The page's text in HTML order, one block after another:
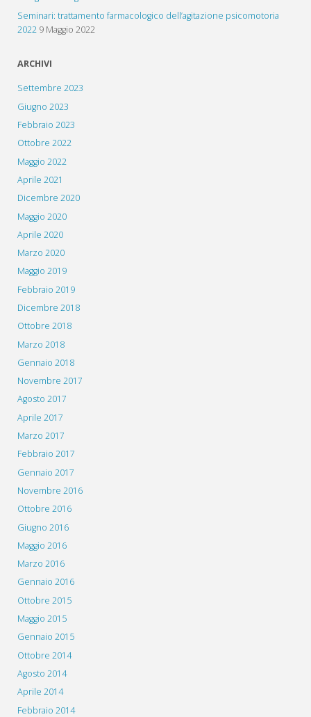
Seminari: trattamento farmacologico dell’agitazione psicomotoria
2022 9 Maggio 2022
ARCHIVI
Settembre 2023
Giugno 2023
Febbraio 2023
Ottobre 2022
Maggio 2022
Aprile 2021
Dicembre 2020
Maggio 2020
Aprile 2020
Marzo 2020
Maggio 2019
Febbraio 2019
Dicembre 2018
Ottobre 2018
Marzo 2018
Gennaio 2018
Novembre 2017
Agosto 2017
Aprile 2017
Marzo 2017
Febbraio 2017
Gennaio 2017
Novembre 2016
Ottobre 2016
Giugno 2016
Maggio 2016
Marzo 2016
Gennaio 2016
Ottobre 2015
Maggio 2015
Gennaio 2015
Ottobre 2014
Agosto 2014
Aprile 2014
Febbraio 2014